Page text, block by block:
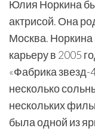
Юлия Норкина
актрисой. Она
Москва.
карьеру в 2005
«Фабрика
несколько
нескольких
была одной из